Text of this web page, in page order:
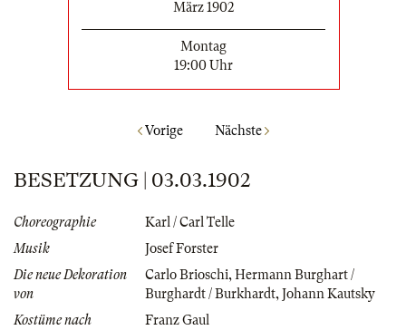
März 1902
Montag
19:00 Uhr
Vorige Nächste
BESETZUNG | 03.03.1902
Choreographie
Karl / Carl Telle
Musik
Josef Forster
Die neue Dekoration
von
Carlo Brioschi, Hermann Burghart /
Burghardt / Burkhardt, Johann Kautsky
Kostüme nach
Franz Gaul